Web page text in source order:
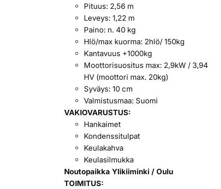
Pituus: 2,56 m
Leveys: 1,22 m
Paino: n. 40 kg
Hlö/max kuorma: 2hlö/ 150kg
Kantavuus +1000kg
Moottorisuositus max: 2,9kW / 3,94
HV (moottori max. 20kg)
Syväys: 10 cm
Valmistusmaa: Suomi
VAKIOVARUSTUS:
Hankaimet
Kondenssitulpat
Keulakahva
Keulasilmukka
Noutopaikka Ylikiiminki / Oulu
TOIMITUS: